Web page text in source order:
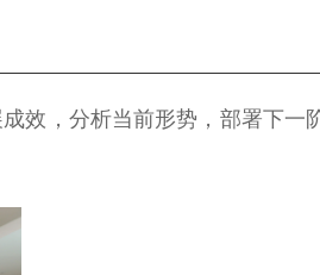
效，分析当前形势，部署下一